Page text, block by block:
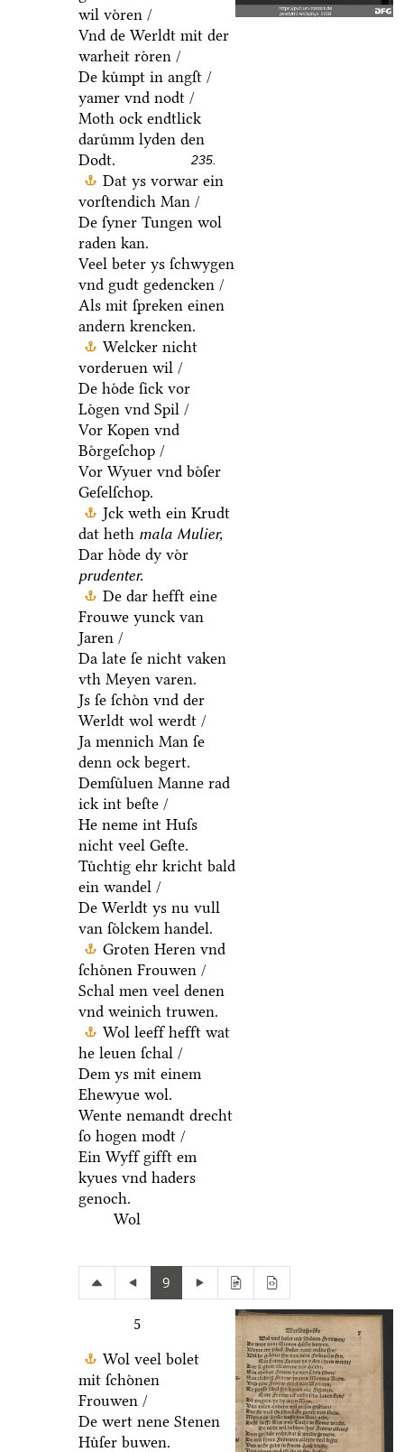
wil voͤren /
Vnd de Werldt mit der
warheit roͤren /
De kuͤmpt in angſt /
yamer vnd nodt /
Moth ock endtlick
daruͤmm lyden den
Dodt.
235.
Dat ys vorwar ein
vorſtendich Man /
De ſyner Tungen wol
raden kan.
Veel beter ys ſchwygen
vnd gudt gedencken /
Als mit ſpreken einen
andern krencken.
Welcker nicht
vorderuen wil /
De hoͤde ſick vor
Loͤgen vnd Spil /
Vor Kopen vnd
Boͤrgeſchop /
Vor Wyuer vnd boͤſer
Geſelſchop.
Jck weth ein Krudt
dat heth mala Mulier,
Dar hoͤde dy voͤr
prudenter.
De dar hefft eine
Frouwe yunck van
Jaren /
Da late ſe nicht vaken
vth Meyen varen.
Js ſe ſchoͤn vnd der
Werldt wol werdt /
Ja mennich Man ſe
denn ock begert.
Demſuͤluen Manne rad
ick int beſte /
He neme int Huſs
nicht veel Geſte.
Tuͤchtig ehr kricht bald
ein wandel /
De Werldt ys nu vull
van ſoͤlckem handel.
Groten Heren vnd
ſchoͤnen Frouwen /
Schal men veel denen
vnd weinich truwen.
Wol leeff hefft wat
he leuen ſchal /
Dem ys mit einem
Ehewyue wol.
Wente nemandt drecht
ſo hogen modt /
Ein Wyff gifft em
kyues vnd haders
genoch.
Wol
9
5
Wol veel bolet
mit ſchoͤnen
Frouwen /
De wert nene Stenen
Huͤſer buwen.